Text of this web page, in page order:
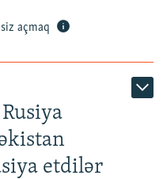
açmaq
etdilər